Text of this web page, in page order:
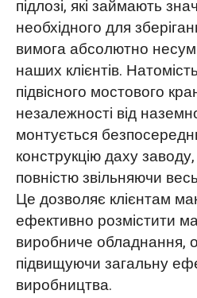
підлозі, які займають
необхідного для
вимога абсолютно
наших клієнтів.
підвісного мостового
незалежності від
монтується
конструкцію даху
повністю звільняючи
Це дозволяє клієнтам
ефективно розмістити
виробниче обладнання,
підвищуючи загальну
виробництва.